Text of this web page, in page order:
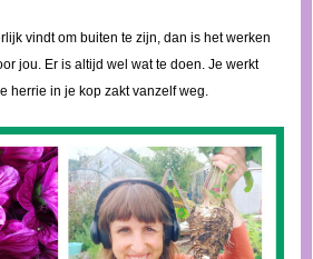
vindt om buiten te zijn, dan is het werken
jou. Er is altijd wel wat te doen. Je werkt
herrie in je kop zakt vanzelf weg.